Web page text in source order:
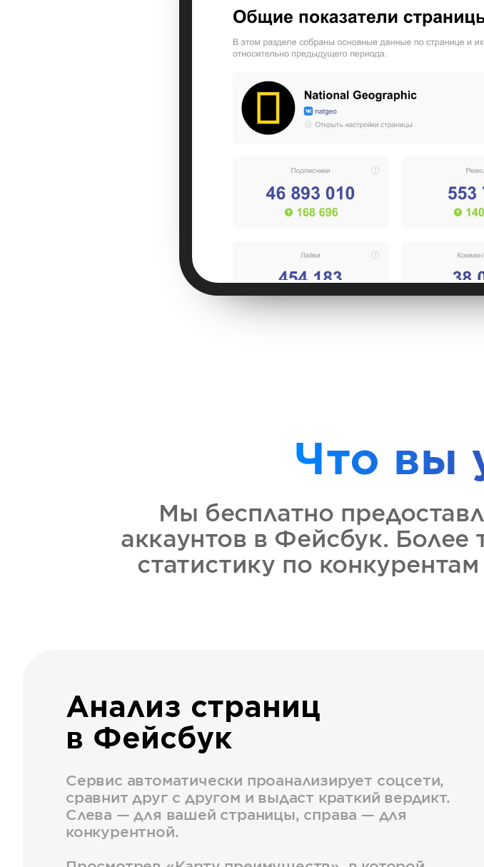
Что вы
Мы бесплатно
аккаунтов в Фейсбук. Более
статистику по
Анализ страниц
в Фейсбук
Сервис автоматически проанализирует соцсети,
сравнит друг с другом и выдаст краткий вердикт.
Слева — для вашей страницы, справа — для
конкурентной.